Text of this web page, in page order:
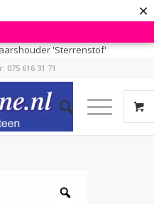
×
'Sterrenstof'
616 31 71